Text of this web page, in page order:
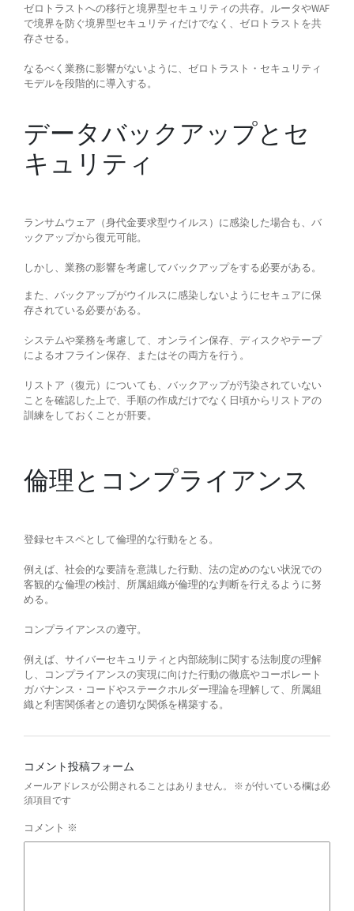
ゼロトラストへの移行と境界型セキュリティの共存。ルータやWAF
で境界を防ぐ境界型セキュリティだけでなく、ゼロトラストを共
存させる。
なるべく業務に影響がないように、ゼロトラスト・セキュリティ
モデルを段階的に導入する。
データバックアップとセ
キュリティ
ランサムウェア（身代金要求型ウイルス）に感染した場合も、バ
ックアップから復元可能。
しかし、業務の影響を考慮してバックアップをする必要がある。
また、バックアップがウイルスに感染しないようにセキュアに保
存されている必要がある。
システムや業務を考慮して、オンライン保存、ディスクやテープ
によるオフライン保存、またはその両方を行う。
リストア（復元）についても、バックアップが汚染されていない
ことを確認した上で、手順の作成だけでなく日頃からリストアの
訓練をしておくことが肝要。
倫理とコンプライアンス
登録セキスペとして倫理的な行動をとる。
例えば、社会的な要請を意識した行動、法の定めのない状況での
客観的な倫理の検討、所属組織が倫理的な判断を行えるように努
める。
コンプライアンスの遵守。
例えば、サイバーセキュリティと内部統制に関する法制度の理解
し、コンプライアンスの実現に向けた行動の徹底やコーポレート
ガバナンス・コードやステークホルダー理論を理解して、所属組
織と利害関係者との適切な関係を構築する。
コメント投稿フォーム
メールアドレスが公開されることはありません。 ※ が付いている欄は必
須項目です
コメント ※